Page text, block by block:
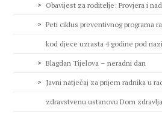
Obavijest za roditelje: Provjera i
Peti ciklus preventivnog programa
kod djece uzrasta 4 godine pod
Blagdan Tijelova – neradni dan
Javni natječaj za prijem radnika u
zdravstvenu ustanovu Dom